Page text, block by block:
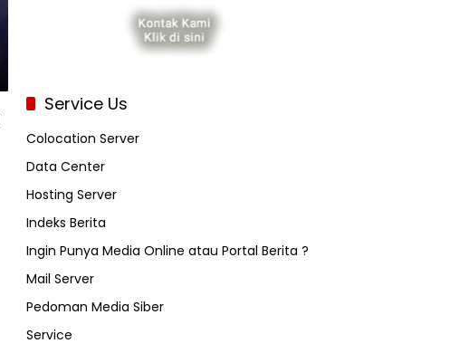
Service Us
Colocation Server
Data Center
Hosting Server
Indeks Berita
Ingin Punya Media Online atau Portal Berita ?
Mail Server
Pedoman Media Siber
Service